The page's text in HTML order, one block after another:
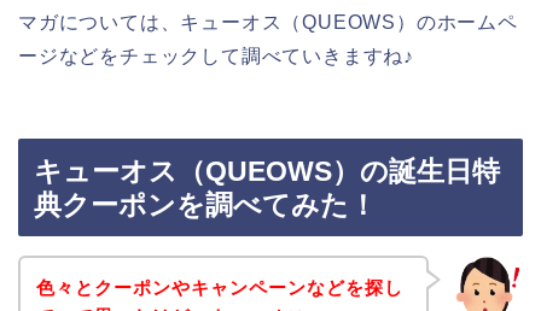
マガについては、キューオス（QUEOWS）のホームペ
ージなどをチェックして調べていきますね♪
キューオス（QUEOWS）の誕生日特
典クーポンを調べてみた！
色々とクーポンやキャンペーンなどを探し